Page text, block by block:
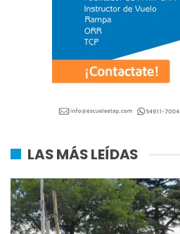
LAS MÁS LEÍDAS